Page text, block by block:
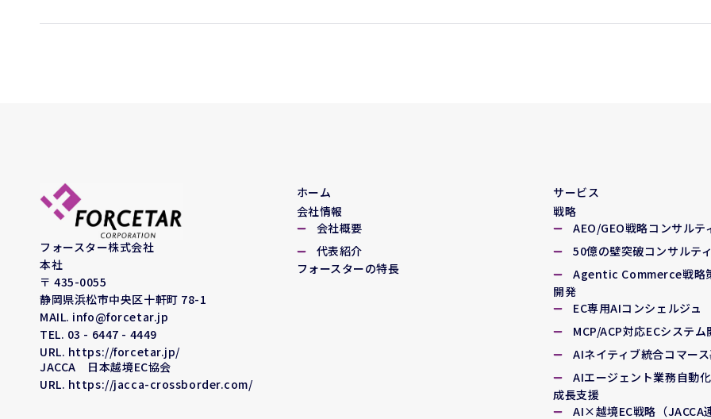
フォースター株式会社
本社
〒 435-0055
静岡県浜松市中央区十軒町 78-1
MAIL. info@forcetar.jp
TEL. 03 - 6447 - 4449
URL. https://forcetar.jp/
JACCA 日本越境EC協会
URL. https://jacca-crossborder.com/
ホーム
会社情報
会社概要
代表紹介
フォースターの特長
サービス
戦略
AEO/GEO戦略コンサルテ
50億の壁突破コンサルテ
Agentic Commerce戦略
開発
EC専用AIコンシェルジュ
MCP/ACP対応ECシステム
AIネイティブ統合コマー
AIエージェント業務自動化
成長支援
AI×越境EC戦略（JACCA